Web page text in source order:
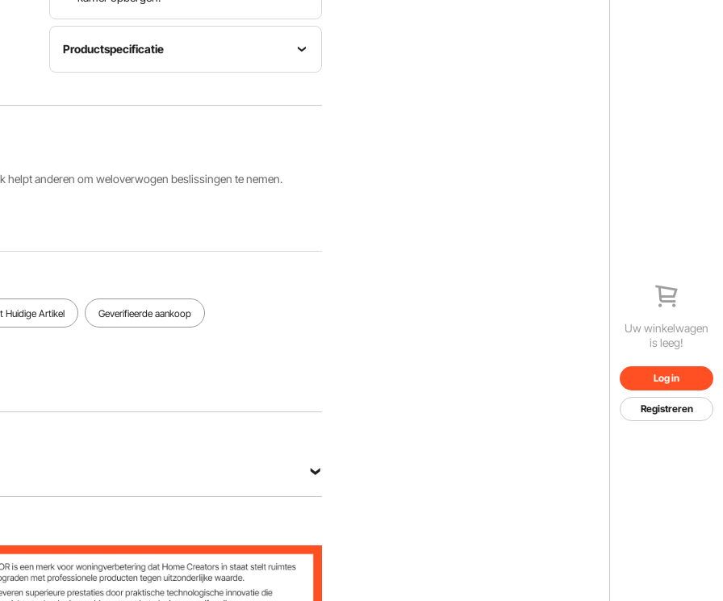
Uw winkelwagen
is leeg!
Log in
Registreren
Productspecificatie
Artikelmodelnummer
kast
wiel
Capaciteit
helpt anderen om weloverwogen beslissingen te nemen.
Huidige Artikel Geverifieerde aankoop